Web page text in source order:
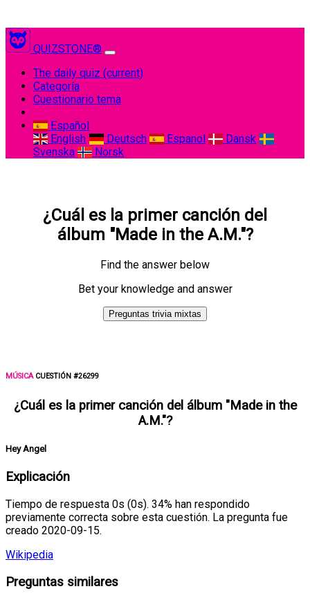
QUIZSTONE®
The daily quiz (current)
Categoría
Cuestionario tema
Español
English
Deutsch Espanol
Dansk
Svenska
Norsk
¿Cuál es la primer canción del
álbum "Made in the A.M."?
Find the answer below
Bet your knowledge and answer
Preguntas trivia mixtas
MÚSICACUESTIÓN #26299
¿Cuál es la primer canción del álbum "Made in the
A.M."?
Hey Angel
Explicación
Tiempo de respuesta 0s (0s). 34% han respondido
previamente correcta sobre esta cuestión. La pregunta fue
creado 2020-09-15.
Wikipedia
Preguntas similares